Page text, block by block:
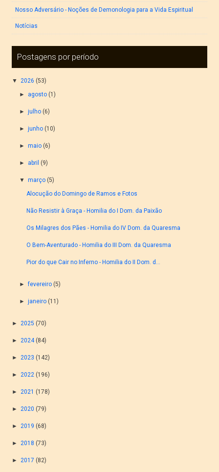
Nosso Adversário - Noções de Demonologia para a Vida Espiritual
Notícias
Postagens por período
▼ 2026 (53)
► agosto (1)
► julho (6)
► junho (10)
► maio (6)
► abril (9)
▼ março (5)
Alocução do Domingo de Ramos e Fotos
Não Resistir à Graça - Homilia do I Dom. da Paixão
Os Milagres dos Pães - Homilia do IV Dom. da Quaresma
O Bem-Aventurado - Homilia do III Dom. da Quaresma
Pior do que Cair no Inferno - Homilia do II Dom. d...
►fevereiro (5)
► janeiro (11)
► 2025 (70)
► 2024 (84)
► 2023 (142)
► 2022 (196)
► 2021 (178)
► 2020 (79)
► 2019 (68)
► 2018 (73)
► 2017 (82)